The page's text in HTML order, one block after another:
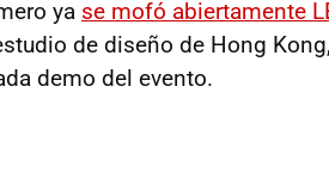
ya se mofó abiertamente
de diseño de Hong
demo del evento.